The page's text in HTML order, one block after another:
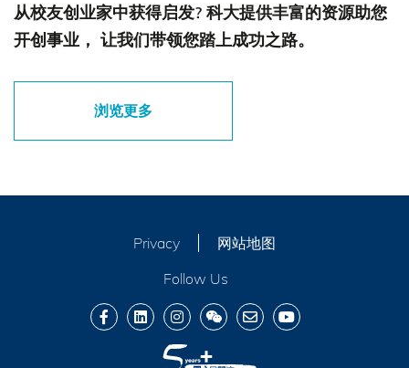
从校友创业家中获得启发? 科大提供丰富的资源助您
开创事业， 让我们带领您踏上成功之路。
浏览更多
Privacy
网站地图
Follow Us